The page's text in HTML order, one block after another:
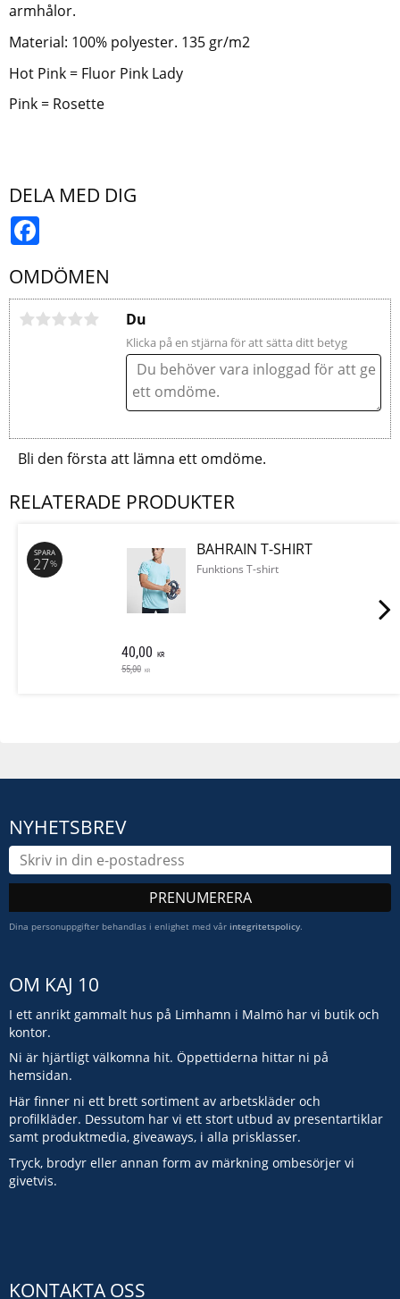
armhålor.
Material: 100% polyester. 135 gr/m2
Hot Pink = Fluor Pink Lady
Pink = Rosette
DELA MED DIG
OMDÖMEN
Du
Klicka på en stjärna för att sätta ditt betyg
Bli den första att lämna ett omdöme.
RELATERADE PRODUKTER
BAHRAIN T-SHIRT
Funktions T-shirt
40,00 KR
55,00 KR
SPARA
27%
NYHETSBREV
PRENUMERERA
Dina personuppgifter behandlas i enlighet med vår integritetspolicy.
OM KAJ 10
I ett anrikt gammalt hus på Limhamn i Malmö har vi butik och
kontor.
Ni är hjärtligt välkomna hit. Öppettiderna hittar ni på
hemsidan.
Här finner ni ett brett sortiment av arbetskläder och
profilkläder. Dessutom har vi ett stort utbud av presentartiklar
samt produktmedia, giveaways, i alla prisklasser.
Tryck, brodyr eller annan form av märkning ombesörjer vi
givetvis.
KONTAKTA OSS